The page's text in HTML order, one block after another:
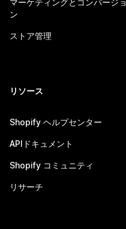
マーケティングとコンバージョ
ン
ストア管理
リソース
Shopify ヘルプセンター
APIドキュメント
Shopify コミュニティ
リサーチ